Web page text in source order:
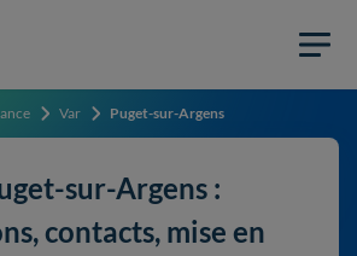
Var Puget-sur-Argens
sur-Argens :
contacts, mise en